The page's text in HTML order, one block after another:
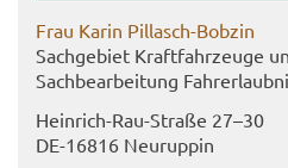
Frau Karin Pillasch-​Bobzin
Sach­ge­biet Kraft­fahr­zeu­ge
Sach­be­ar­bei­tung
Heinrich-​Rau-Straße 27–30
DE-​16816 Neu­rup­pin